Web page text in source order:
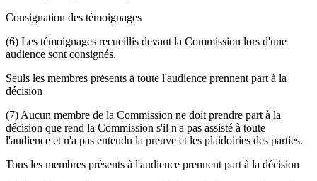
Consignation des témoignages
(6) Les témoignages recueillis devant la Commission lors d'une
audience sont consignés.
Seuls les membres présents à toute l'audience prennent part à la
décision
(7) Aucun membre de la Commission ne doit prendre part à la
décision que rend la Commission s'il n'a pas assisté à toute
l'audience et n'a pas entendu la preuve et les plaidoiries des parties.
Tous les membres présents à l'audience prennent part à la décision